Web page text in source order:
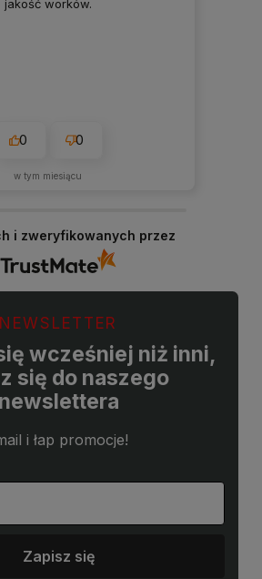
jakość worków.
0 0
w tym miesiącu
i zweryfikowanych przez
NEWSLETTER
wcześniej niż inni,
się do naszego
newslettera
i łap promocje!
Zapisz się